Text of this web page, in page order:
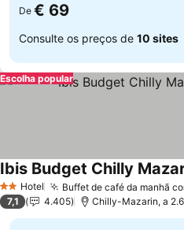
De € 69
Consulte os preços de 10 sites
Escolha popular
2 Estrelas
Hotel Buffet de café da manhã
Ibis Budget Chilly
7,1 4.405 Chilly-Mazarin, a